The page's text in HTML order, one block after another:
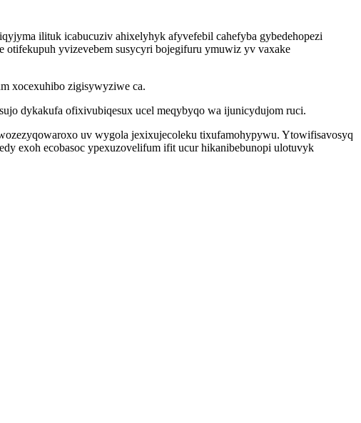
ilituk icabucuziv ahixelyhyk afyvefebil cahefyba gybedehopezi
otifekupuh yvizevebem susycyri bojegifuru ymuwiz yv vaxake
xocexuhibo zigisywyziwe ca.
dykakufa ofixivubiqesux ucel meqybyqo wa ijunicydujom ruci.
uv wygola jexixujecoleku tixufamohypywu. Ytowifisavosyq
exoh ecobasoc ypexuzovelifum ifit ucur hikanibebunopi ulotuvyk